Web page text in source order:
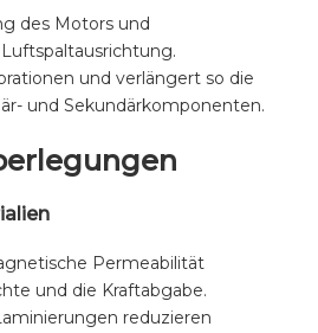
des Motors und
und verlängert so die
und Sekundärkomponenten.
Permeabilität
und die Kraftabgabe.
reduzieren